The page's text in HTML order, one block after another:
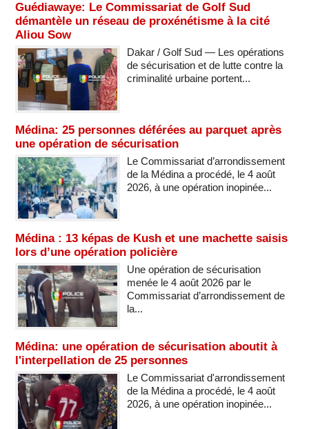
Guédiawaye: Le Commissariat de Golf Sud
démantèle un réseau de proxénétisme à la cité
Aliou Sow
Dakar / Golf Sud — Les opérations
de sécurisation et de lutte contre la
criminalité urbaine portent...
Médina: 25 personnes déférées au parquet après
une opération de sécurisation
Le Commissariat d’arrondissement
de la Médina a procédé, le 4 août
2026, à une opération inopinée...
Médina : 13 képas de Kush et une machette saisis
lors d’une opération policière
Une opération de sécurisation
menée le 4 août 2026 par le
Commissariat d’arrondissement de
la...
Médina: une opération de sécurisation aboutit à
l'interpellation de 25 personnes
Le Commissariat d'arrondissement
de la Médina a procédé, le 4 août
2026, à une opération inopinée...